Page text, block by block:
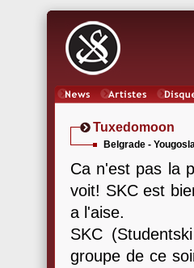
Tuxedomoon
Belgrade -
Ca n'est pas la
voit! SKC est
a l'aise.
SKC
groupe de ce